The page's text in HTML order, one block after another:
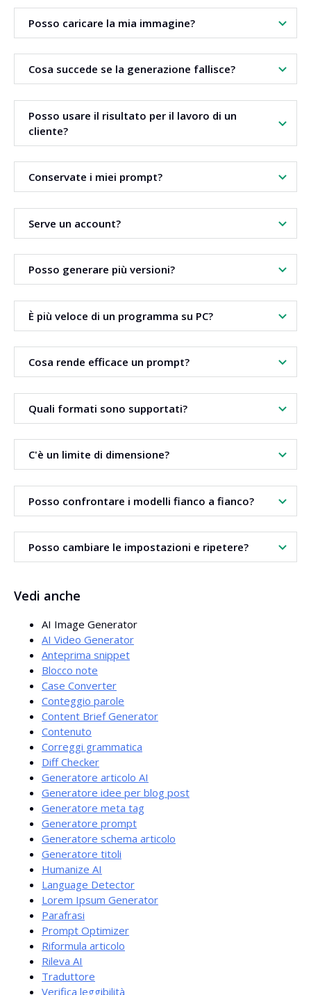
Sì. Ogni risultato pronto si può scaricare subito.
Posso caricare la mia immagine?
Laddove lo strumento accetta un file, sì. Carica il file
oppure incolla l'URL pubblico.
Cosa succede se la generazione fallisce?
Puoi riprovare o scegliere un altro modello. Paghi solo per
le generazioni concluse con successo.
Posso usare il risultato per il lavoro di un
cliente?
Di solito sì. La licenza dipende dal modello usato. Verifica
prima le sue condizioni.
Conservate i miei prompt?
I prompt e i file servono solo per generare il risultato. Non
vengono pubblicati sul sito.
Serve un account?
Puoi provare lo strumento senza account. Per generare
serve il login, così si gestiscono i crediti.
Posso generare più versioni?
Sì. Avvia lo stesso prompt o cambia modello per
confrontare i risultati.
È più veloce di un programma su PC?
Non serve nessuna installazione. L'elaborazione avviene su
potenti server.
Cosa rende efficace un prompt?
Sii specifico. Indica soggetto, stile e risultato atteso.
Quali formati sono supportati?
Sono gestiti i formati di immagine e video più diffusi. Le
opzioni esatte dipendono dal modello.
C'è un limite di dimensione?
I file grandi sono supportati secondo i limiti della
piattaforma. Quelli molto grandi possono essere ridotti.
Posso confrontare i modelli fianco a fianco?
Sì. Usa lo stesso contenuto su modelli diversi. Tieni il
risultato migliore.
Posso cambiare le impostazioni e ripetere?
è indipendente.
Vedi anche
AI Image Generator
AI Video Generator
Anteprima snippet
Blocco note
Case Converter
Conteggio parole
Content Brief Generator
Contenuto
Correggi grammatica
Diff Checker
Generatore articolo AI
Generatore idee per blog post
Generatore meta tag
Generatore prompt
Generatore schema articolo
Generatore titoli
Humanize AI
Language Detector
Lorem Ipsum Generator
Parafrasi
Prompt Optimizer
Riformula articolo
Rileva AI
Traduttore
Verifica leggibilità